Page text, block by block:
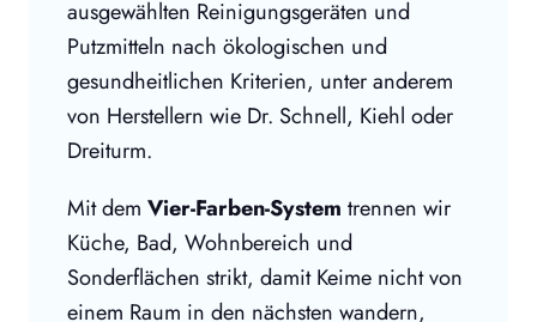
ausgewählten Reinigungsgeräten und
Putzmitteln nach ökologischen und
gesundheitlichen Kriterien, unter anderem
von Herstellern wie Dr. Schnell, Kiehl oder
Dreiturm.
Mit dem Vier-Farben-System trennen wir
Küche, Bad, Wohnbereich und
Sonderflächen strikt, damit Keime nicht von
einem Raum in den nächsten wandern,